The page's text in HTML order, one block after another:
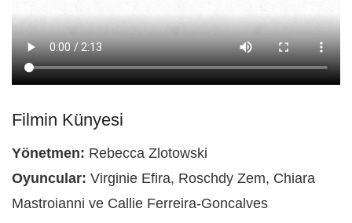
Filmin Künyesi
Yönetmen: Rebecca Zlotowski
Oyuncular: Virginie Efira, Roschdy Zem, Chiara
Mastroianni ve Callie Ferreira-Goncalves